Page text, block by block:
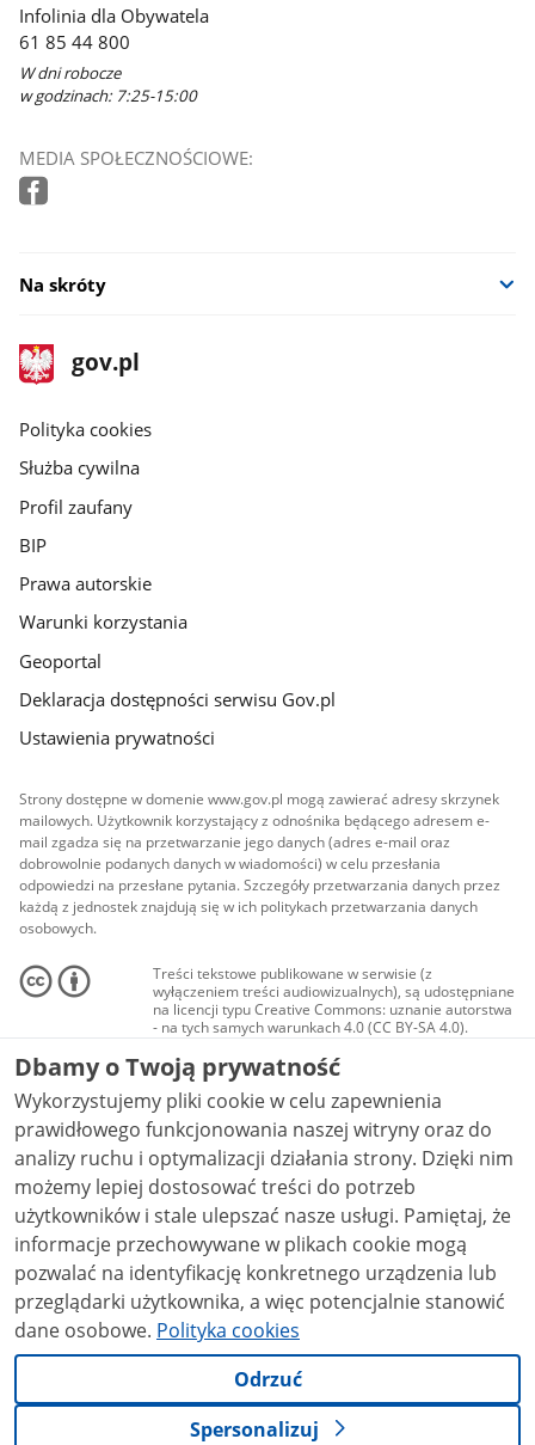
Infolinia dla Obywatela
61 85 44 800
W dni robocze
w godzinach: 7:25-15:00
MEDIA SPOŁECZNOŚCIOWE:
Na skróty
stopka
gov.pl
Strona
gov.pl
gov.pl
Polityka cookies
Służba cywilna
Profil zaufany
BIP
Prawa autorskie
Warunki korzystania
Geoportal
Deklaracja dostępności serwisu Gov.pl
Ustawienia prywatności
Strony dostępne w domenie www.gov.pl mogą zawierać adresy skrzynek
mailowych. Użytkownik korzystający z odnośnika będącego adresem e-
mail zgadza się na przetwarzanie jego danych (adres e-mail oraz
dobrowolnie podanych danych w wiadomości) w celu przesłania
odpowiedzi na przesłane pytania. Szczegóły przetwarzania danych przez
każdą z jednostek znajdują się w ich politykach przetwarzania danych
osobowych.
Treści tekstowe publikowane w serwisie (z
wyłączeniem treści audiowizualnych), są udostępniane
na licencji typu Creative Commons: uznanie autorstwa
- na tych samych warunkach 4.0 (CC BY-SA 4.0).
Materiały audiowizualne, w tym zdjęcia, materiały
audio i wideo, są udostępniane na licencji typu
Creative Commons: uznanie autorstwa użycie
niekomercyjne - bez utworów zależnych 4.0 (CC BY-
NC-ND 4.0), o ile nie jest to stwierdzone inaczej.
Dbamy o Twoją prywatność
Wykorzystujemy pliki cookie w celu zapewnienia
prawidłowego funkcjonowania naszej witryny oraz do
analizy ruchu i optymalizacji działania strony. Dzięki nim
możemy lepiej dostosować treści do potrzeb
użytkowników i stale ulepszać nasze usługi. Pamiętaj, że
informacje przechowywane w plikach cookie mogą
pozwalać na identyfikację konkretnego urządzenia lub
przeglądarki użytkownika, a więc potencjalnie stanowić
dane osobowe. Polityka cookies
Odrzuć
Spersonalizuj